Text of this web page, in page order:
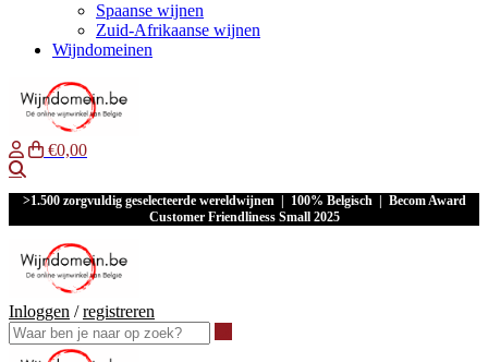
Spaanse wijnen
Zuid-Afrikaanse wijnen
Wijndomeinen
€0,00
>1.500 zorgvuldig geselecteerde wereldwijnen | 100% Belgisch | Becom Award
Customer Friendliness Small 2025
Inloggen /registreren